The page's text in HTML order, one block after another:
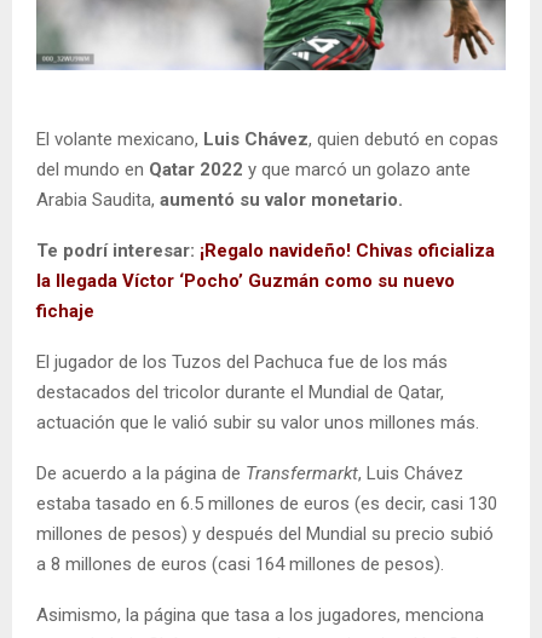
El volante mexicano, Luis Chávez, quien debutó en copas
del mundo en Qatar 2022 y que marcó un golazo ante
Arabia Saudita, aumentó su valor monetario.
Te podrí interesar: ¡Regalo navideño! Chivas oficializa
la llegada Víctor ‘Pocho’ Guzmán como su nuevo
fichaje
El jugador de los Tuzos del Pachuca fue de los más
destacados del tricolor durante el Mundial de Qatar,
actuación que le valió subir su valor unos millones más.
De acuerdo a la página de Transfermarkt, Luis Chávez
estaba tasado en 6.5 millones de euros (es decir, casi 130
millones de pesos) y después del Mundial su precio subió
a 8 millones de euros (casi 164 millones de pesos).
Asimismo, la página que tasa a los jugadores, menciona